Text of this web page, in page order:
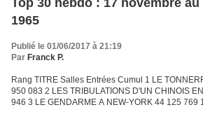
Top 30 hebdo : 17 novembre
1965
Publié le 01/06/2017 à 21:19
Par Franck P.
Rang TITRE Salles Entrées Cumul 1 LE
950 083 2 LES TRIBULATIONS D'UN CHINOIS
946 3 LE GENDARME A NEW-YORK 44 125 769